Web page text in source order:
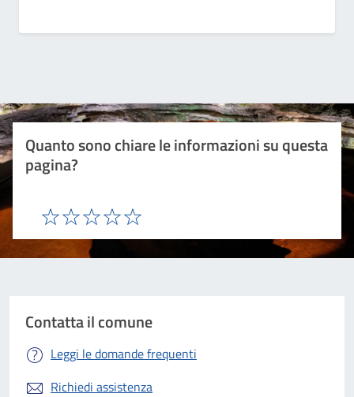
Quanto sono chiare le informazioni su questa
pagina?
Valuta 5 stelle su 5
Valuta 4 stelle su 5
Valuta 3 stelle su 5
Valuta 2 stelle su 5
Valuta 1 stelle su 5
Contatta il comune
Leggi le domande frequenti
Richiedi assistenza